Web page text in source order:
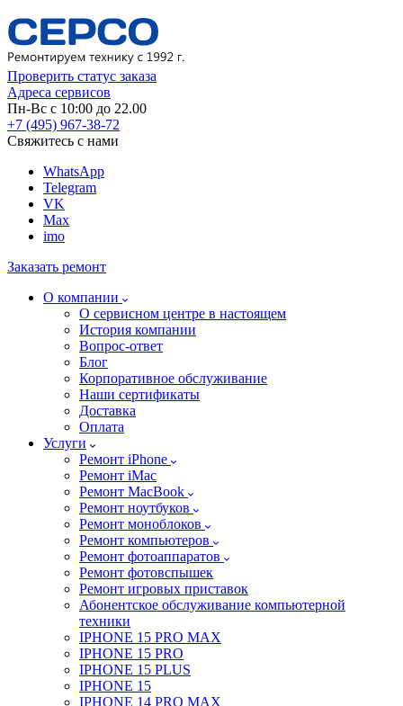
Проверить статус заказа
Адреса сервисов
Пн-Вс с 10:00 до 22.00
+7 (495) 967-38-72
Свяжитесь с нами
WhatsApp
Telegram
VK
Max
imo
Заказать ремонт
О компании
О сервисном центре в настоящем
История компании
Вопрос-ответ
Блог
Корпоративное обслуживание
Наши сертификаты
Доставка
Оплата
Услуги
Ремонт iPhone
Ремонт iMac
Ремонт MacBook
Ремонт ноутбуков
Ремонт моноблоков
Ремонт компьютеров
Ремонт фотоаппаратов
Ремонт фотовспышек
Ремонт игровых приставок
Абонентское обслуживание компьютерной
техники
IPHONE 15 PRO MAX
IPHONE 15 PRO
IPHONE 15 PLUS
IPHONE 15
IPHONE 14 PRO MAX